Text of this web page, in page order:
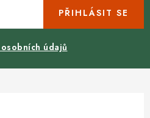
údajů
PŘIHLÁSIT SE